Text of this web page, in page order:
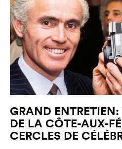
GRAND
DE LA CÔTE-AUX-
CERCLES DE